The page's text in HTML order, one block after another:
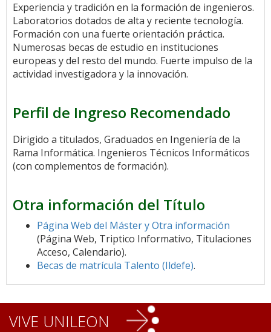
Experiencia y tradición en la formación de ingenieros.
Laboratorios dotados de alta y reciente tecnología.
Formación con una fuerte orientación práctica.
Numerosas becas de estudio en instituciones
europeas y del resto del mundo. Fuerte impulso de la
actividad investigadora y la innovación.
Perfil de Ingreso Recomendado
Dirigido a titulados, Graduados en Ingeniería de la
Rama Informática. Ingenieros Técnicos Informáticos
(con complementos de formación).
Otra información del Título
Página Web del Máster y Otra información
(Página Web, Triptico Informativo, Titulaciones
Acceso, Calendario).
Becas de matrícula Talento (Ildefe).
VIVE UNILEON